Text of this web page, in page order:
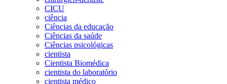
CICU
ciência
Ciências da educação
Ciências da saúde
Ciências psicológicas
cientista
Cientista Biomédica
cientista do laboratório
cientista médico